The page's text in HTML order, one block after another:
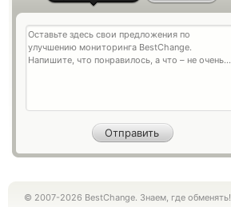
© 2007-2026 BestChange. Знаем, где обменять!